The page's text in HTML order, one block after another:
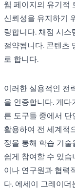
웹 페이지의 유기적
신뢰성을 유지하기
링합니다. 채점 시
절약됩니다. 콘텐츠
로 합니다.
이러한 실용적인 전
을 인증합니다. 게다
른 도구들 중에서
활용하여 전 세계적
정을 통해 학습 기
쉽게 참여할 수 있습
이나 연구원과 협력
다. 에세이 그레이더